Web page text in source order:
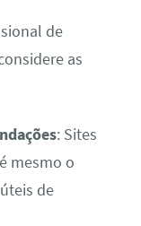
de
as
: Sites
mesmo o
de